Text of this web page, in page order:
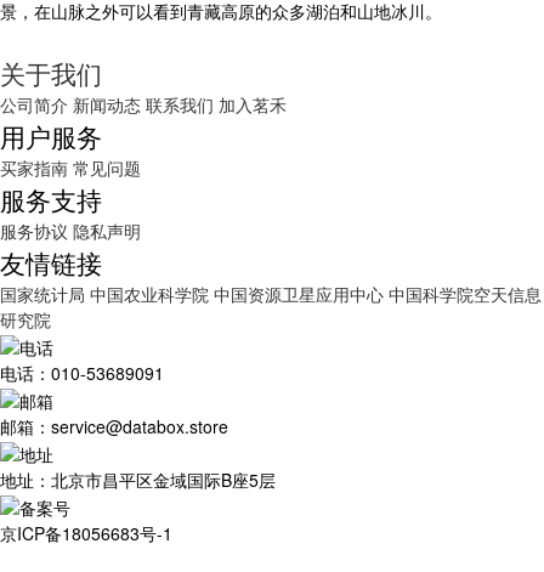
景，在山脉之外可以看到青藏高原的众多湖泊和山地冰川。
关于我们
公司简介 新闻动态 联系我们 加入茗禾
用户服务
买家指南 常见问题
服务支持
服务协议 隐私声明
友情链接
国家统计局 中国农业科学院 中国资源卫星应用中心 中国科学院空天信息
研究院
电话：010-53689091
邮箱：service@databox.store
地址：北京市昌平区金域国际B座5层
京ICP备18056683号-1